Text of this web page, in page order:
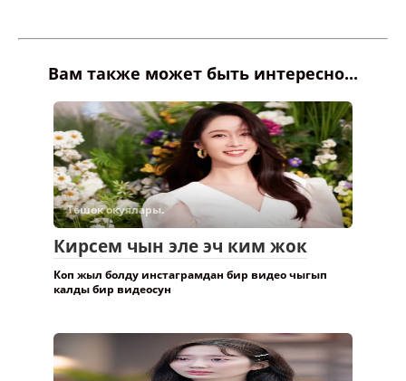
Вам также может быть интересно...
Төшөк окуялары.
Кирсем чын эле эч ким жок
Коп жыл болду инстаграмдан бир видео чыгып
калды бир видеосун